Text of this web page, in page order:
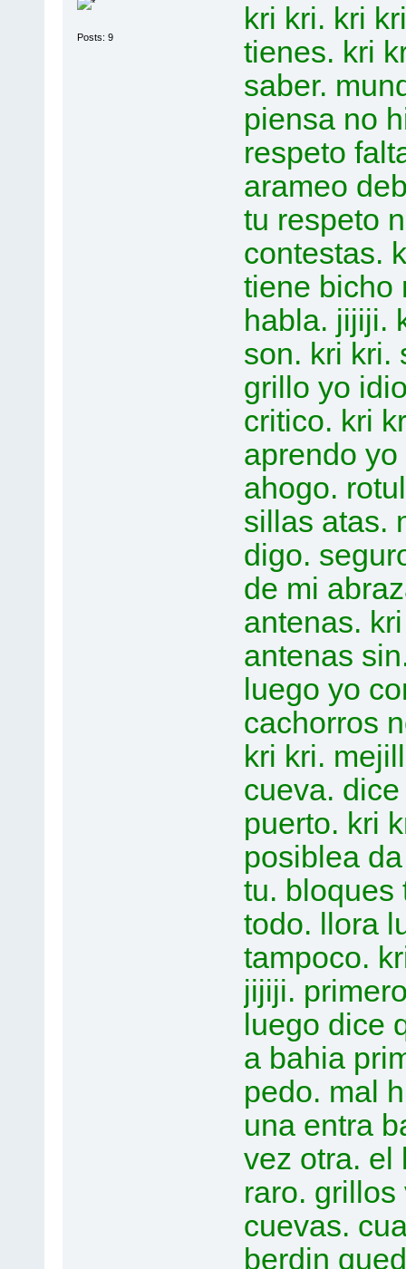
Posts: 9
kri kri. kri
tienes. kri
saber.
piensa no
respeto
arameo
tu respeto
contestas.
tiene bicho
habla. jijiji.
son. kri kri.
grillo yo
critico. kri
aprendo
ahogo.
sillas atas.
digo.
de mi
antenas.
antenas
luego yo
cachorros
kri kri.
cueva.
puerto. kri
posiblea
tu. bloques
todo. llora
tampoco.
jijiji.
luego dice
a bahia
pedo. mal
una entra
vez otra. el
raro.
cuevas.
berdin